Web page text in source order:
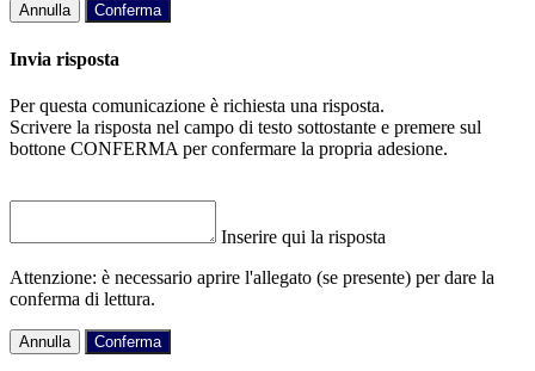
Annulla Conferma
Invia risposta
Per questa comunicazione è richiesta una risposta.
Scrivere la risposta nel campo di testo sottostante e premere sul
bottone CONFERMA per confermare la propria adesione.
Inserire qui la risposta
Attenzione: è necessario aprire l'allegato (se presente) per dare la
conferma di lettura.
Annulla Conferma